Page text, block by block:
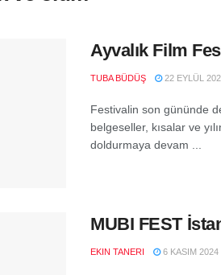
Ayvalık Film
TUBA BÜDÜŞ 22 EYLÜL
Festivalin son gününde
belgeseller, kısalar ve
doldurmaya devam ...
MUBI FEST
EKIN TANERI 6 KASIM 2024